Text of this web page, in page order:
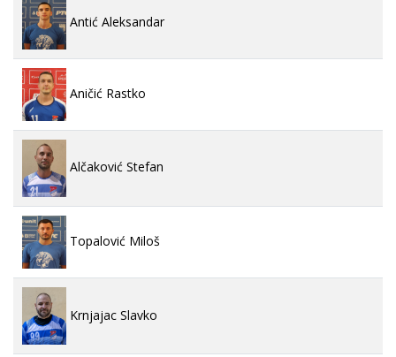
Antić Aleksandar
Aničić Rastko
Alčaković Stefan
Topalović Miloš
Krnjajac Slavko